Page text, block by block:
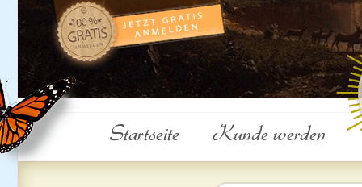
Startseite Kunde werden